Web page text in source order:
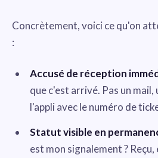
Concrètement, voici ce qu'on
:
Accusé de réception
que c'est arrivé. Pas un
l'appli avec le numéro de
Statut visible en
est mon signalement ?